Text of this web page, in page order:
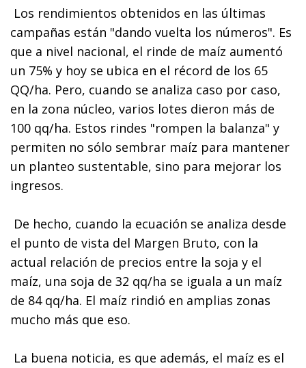
Los rendimientos obtenidos en las últimas
campañas están "dando vuelta los números". Es
que a nivel nacional, el rinde de maíz aumentó
un 75% y hoy se ubica en el récord de los 65
QQ/ha. Pero, cuando se analiza caso por caso,
en la zona núcleo, varios lotes dieron más de
100 qq/ha. Estos rindes "rompen la balanza" y
permiten no sólo sembrar maíz para mantener
un planteo sustentable, sino para mejorar los
ingresos.
De hecho, cuando la ecuación se analiza desde
el punto de vista del Margen Bruto, con la
actual relación de precios entre la soja y el
maíz, una soja de 32 qq/ha se iguala a un maíz
de 84 qq/ha. El maíz rindió en amplias zonas
mucho más que eso.
La buena noticia, es que además, el maíz es el